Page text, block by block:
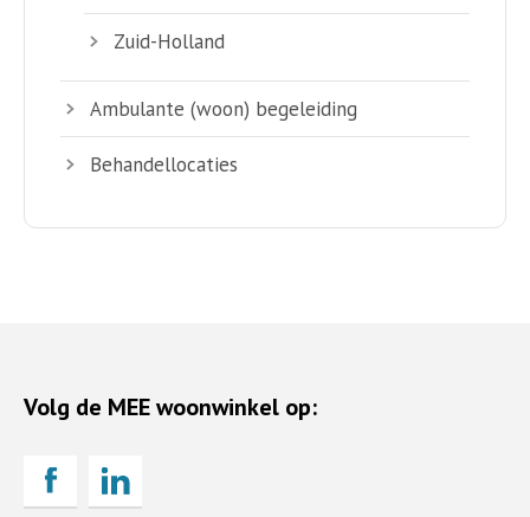
Zuid-Holland
Ambulante (woon) begeleiding
Behandellocaties
Volg de MEE woonwinkel op: